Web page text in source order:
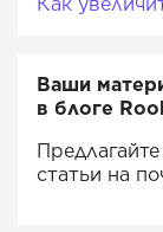
Как
Ваши
в блоге
статьи на